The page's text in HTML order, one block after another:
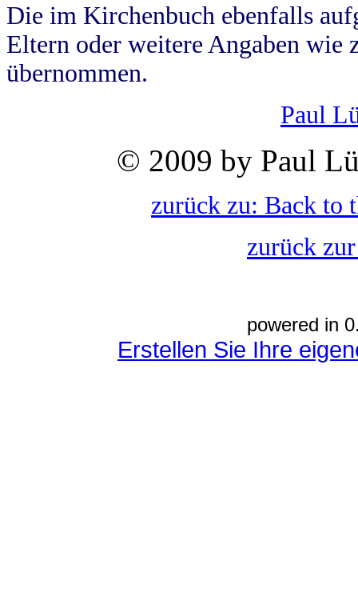
Die im Kirchenbuch ebenfalls
Eltern oder weitere Angaben wie
übernommen.
Paul
© 2009 by Paul
zurück zu: Back to
zurück
powered in
Erstellen Sie Ihre